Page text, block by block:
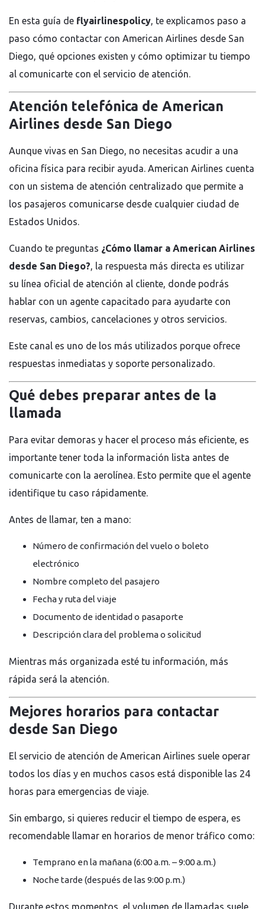
En esta guía de flyairlinespolicy, te explicamos paso a
paso cómo contactar con American Airlines desde San
Diego, qué opciones existen y cómo optimizar tu tiempo
al comunicarte con el servicio de atención.
Atención telefónica de American
Airlines desde San Diego
Aunque vivas en San Diego, no necesitas acudir a una
oficina física para recibir ayuda. American Airlines cuenta
con un sistema de atención centralizado que permite a
los pasajeros comunicarse desde cualquier ciudad de
Estados Unidos.
Cuando te preguntas ¿Cómo llamar a American Airlines
desde San Diego? , la respuesta más directa es utilizar
su línea oficial de atención al cliente, donde podrás
hablar con un agente capacitado para ayudarte con
reservas, cambios, cancelaciones y otros servicios.
Este canal es uno de los más utilizados porque ofrece
respuestas inmediatas y soporte personalizado.
Qué debes preparar antes de la
llamada
Para evitar demoras y hacer el proceso más eficiente, es
importante tener toda la información lista antes de
comunicarte con la aerolínea. Esto permite que el agente
identifique tu caso rápidamente.
Antes de llamar, ten a mano:
Número de confirmación del vuelo o boleto
electrónico
Nombre completo del pasajero
Fecha y ruta del viaje
Documento de identidad o pasaporte
Descripción clara del problema o solicitud
Mientras más organizada esté tu información, más
rápida será la atención.
Mejores horarios para contactar
desde San Diego
El servicio de atención de American Airlines suele operar
todos los días y en muchos casos está disponible las 24
horas para emergencias de viaje.
Sin embargo, si quieres reducir el tiempo de espera, es
recomendable llamar en horarios de menor tráfico como:
Temprano en la mañana (6:00 a.m. – 9:00 a.m.)
Noche tarde (después de las 9:00 p.m.)
Durante estos momentos, el volumen de llamadas suele